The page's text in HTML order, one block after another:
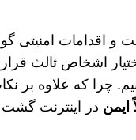
امنیتی
اشخاص ثالث
چرا که علاوه بر
ایمن در اینترنت گشت